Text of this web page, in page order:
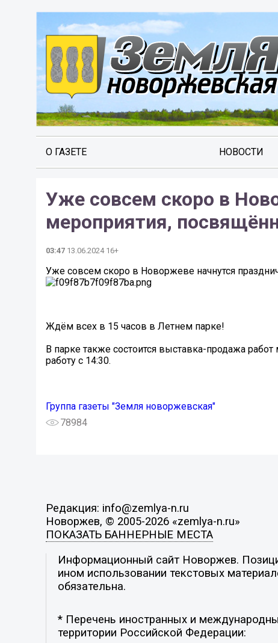
О ГАЗЕТЕ НОВОСТИ
Уже совсем скоро в
мероприятия,
03:47 13.06.2024 16+
Уже совсем скоро в Новоржеве начнутся
Ждём всех в 15 часов в Летнем парке!
В парке также состоится выставка-продажа
работу с 14:30.
Группа газеты "Земля новоржевская"
78984
Редакция: info@zemlya-n.ru
Новоржев, © 2005-2026 «zemlya-n.ru»
ПОКАЗАТЬ БАННЕРНЫЕ МЕСТА
Информационный сайт Новоржев.
ином использовании текстовых
обязательна.
* Перечень иностранных и
территории Российской Федерации: